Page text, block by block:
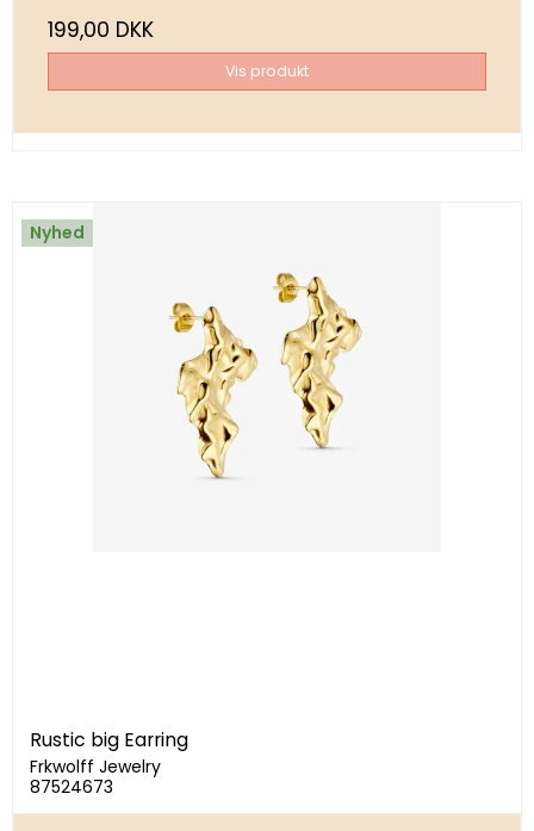
199,00 DKK
Vis produkt
Nyhed
Rustic big Earring
Frkwolff Jewelry
87524673